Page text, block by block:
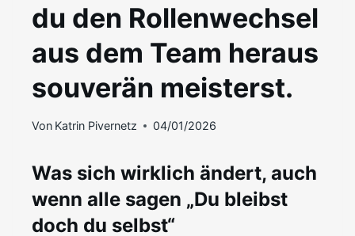
du den Rollenwechsel
aus dem Team heraus
souverän meisterst.
Von Katrin Pivernetz 04/01/2026
Was sich wirklich ändert, auch
wenn alle sagen „Du bleibst
doch du selbst“